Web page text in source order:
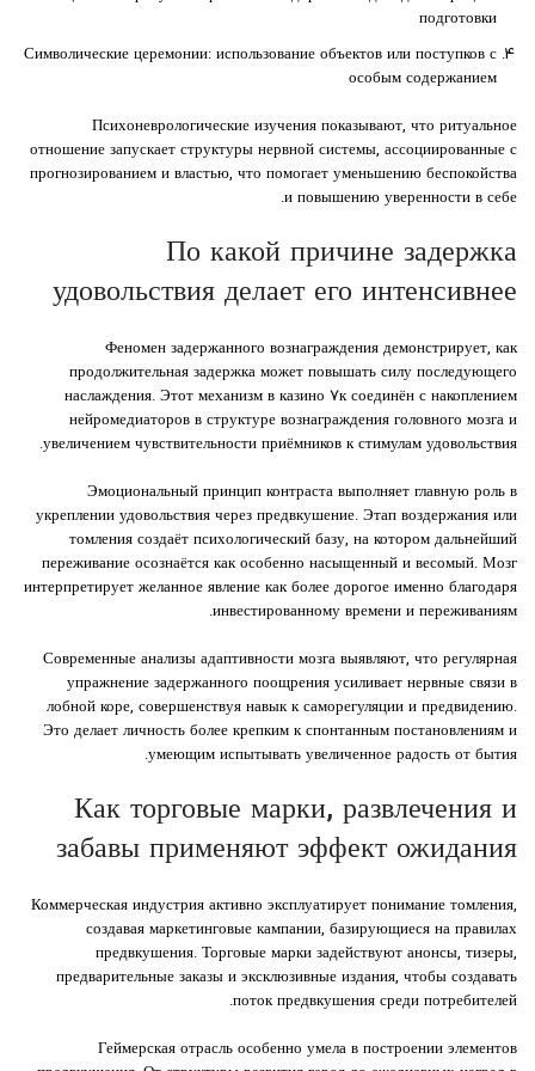
подготовки
Символические церемонии: использование объектов или поступков с
особым содержанием
Психоневрологические изучения показывают, что ритуальное
отношение запускает структуры нервной системы, ассоциированные с
прогнозированием и властью, что помогает уменьшению беспокойства
и повышению уверенности в себе.
По какой причине задержка
удовольствия делает его интенсивнее
Феномен задержанного вознаграждения демонстрирует, как
продолжительная задержка может повышать силу последующего
наслаждения. Этот механизм в казино ۷к соединён с накоплением
нейромедиаторов в структуре вознаграждения головного мозга и
увеличением чувствительности приёмников к стимулам удовольствия.
Эмоциональный принцип контраста выполняет главную роль в
укреплении удовольствия через предвкушение. Этап воздержания или
томления создаёт психологический базу, на котором дальнейший
переживание осознаётся как особенно насыщенный и весомый. Мозг
интерпретирует желанное явление как более дорогое именно благодаря
инвестированному времени и переживаниям.
Современные анализы адаптивности мозга выявляют, что регулярная
упражнение задержанного поощрения усиливает нервные связи в
лобной коре, совершенствуя навык к саморегуляции и предвидению.
Это делает личность более крепким к спонтанным постановлениям и
умеющим испытывать увеличенное радость от бытия.
Как торговые марки, развлечения и
забавы применяют эффект ожидания
Коммерческая индустрия активно эксплуатирует понимание томления,
создавая маркетинговые кампании, базирующиеся на правилах
предвкушения. Торговые марки задействуют анонсы, тизеры,
предварительные заказы и эксклюзивные издания, чтобы создавать
поток предвкушения среди потребителей.
Геймерская отрасль особенно умела в построении элементов